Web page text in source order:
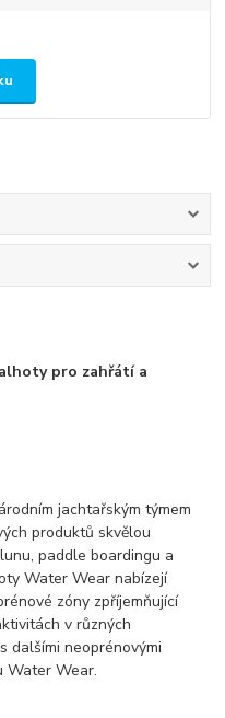
pro zahřátí a
jachtařským týmem
produktů skvělou
paddle boardingu a
Water Wear nabízejí
zóny zpříjemňující
v různých
dalšími neoprénovými
Water Wear.